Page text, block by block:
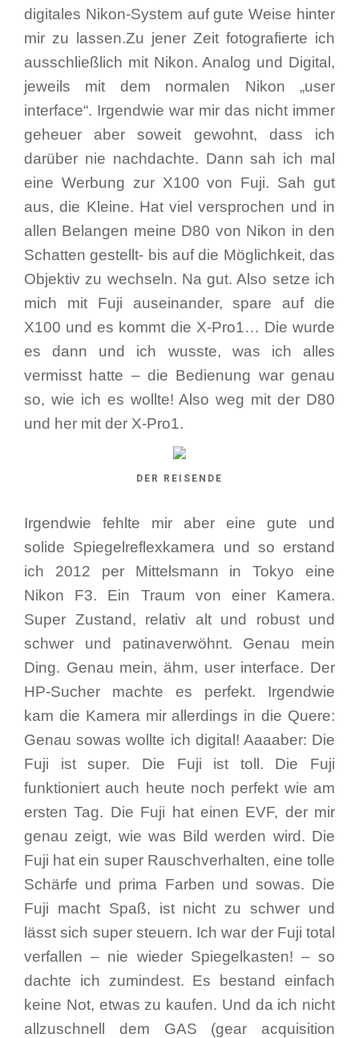
digitales Nikon-System auf gute Weise hinter
mir zu lassen.Zu jener Zeit fotografierte ich
ausschließlich mit Nikon. Analog und Digital,
jeweils mit dem normalen Nikon „user
interface“. Irgendwie war mir das nicht immer
geheuer aber soweit gewohnt, dass ich
darüber nie nachdachte. Dann sah ich mal
eine Werbung zur X100 von Fuji. Sah gut
aus, die Kleine. Hat viel versprochen und in
allen Belangen meine D80 von Nikon in den
Schatten gestellt- bis auf die Möglichkeit, das
Objektiv zu wechseln. Na gut. Also setze ich
mich mit Fuji auseinander, spare auf die
X100 und es kommt die X-Pro1… Die wurde
es dann und ich wusste, was ich alles
vermisst hatte – die Bedienung war genau
so, wie ich es wollte! Also weg mit der D80
und her mit der X-Pro1.
DER REISENDE
Irgendwie fehlte mir aber eine gute und
solide Spiegelreflexkamera und so erstand
ich 2012 per Mittelsmann in Tokyo eine
Nikon F3. Ein Traum von einer Kamera.
Super Zustand, relativ alt und robust und
schwer und patinaverwöhnt. Genau mein
Ding. Genau mein, ähm, user interface. Der
HP-Sucher machte es perfekt. Irgendwie
kam die Kamera mir allerdings in die Quere:
Genau sowas wollte ich digital! Aaaaber: Die
Fuji ist super. Die Fuji ist toll. Die Fuji
funktioniert auch heute noch perfekt wie am
ersten Tag. Die Fuji hat einen EVF, der mir
genau zeigt, wie was Bild werden wird. Die
Fuji hat ein super Rauschverhalten, eine tolle
Schärfe und prima Farben und sowas. Die
Fuji macht Spaß, ist nicht zu schwer und
lässt sich super steuern. Ich war der Fuji total
verfallen – nie wieder Spiegelkasten! – so
dachte ich zumindest. Es bestand einfach
keine Not, etwas zu kaufen. Und da ich nicht
allzuschnell dem GAS (gear acquisition